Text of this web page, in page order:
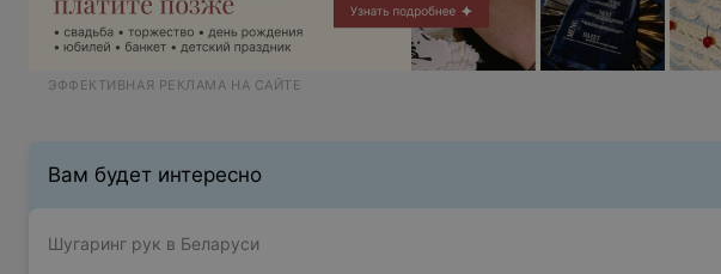
ЭФФЕКТИВНАЯ РЕКЛАМА НА САЙТЕ
Вам будет интересно
Шугаринг рук в Беларуси